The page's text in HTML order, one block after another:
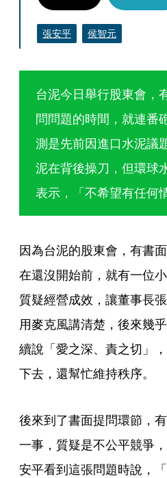
張安平 侯智元
台泥今日舉行股東會，
問問題的時間，就連番
測是先前因進口水泥議
泥在背後操刀，但環球
表示，「不希望有任何
因為台泥的股東會，有書
在還沒開始前，就有一位
質疑經營成效，讓董事長
用麥克風講清楚，後來幾
續說「愛之深、責之切」
下去，還幫忙維持秩序。
後來到了書面提問環節，
一事，質疑是不公平競爭
安平看到這張問題時說，